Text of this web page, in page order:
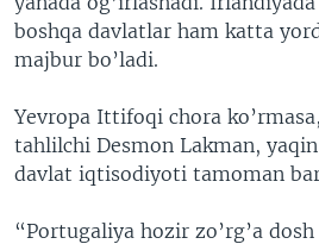
boshqa davlatlar ham katta
majbur bo’ladi.
Yevropa Ittifoqi chora
tahlilchi Desmon Lakman,
davlat iqtisodiyoti tamoman
“Portugaliya hozir zo’rg’a